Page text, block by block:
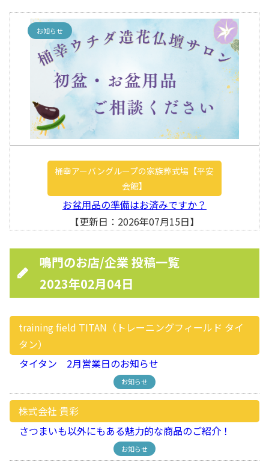
お知らせ
桶幸アーバングループの家族葬式場【平安
会館】
お盆用品の準備はお済みですか？
【更新日：2026年07月15日】
鳴門のお店/企業 投稿一覧
2023年02月04日
training field TITAN（トレーニングフィールド タイ
タン）
タイタン 2月営業日のお知らせ
お知らせ
株式会社 貴彩
さつまいも以外にもある魅力的な商品のご紹介！
お知らせ